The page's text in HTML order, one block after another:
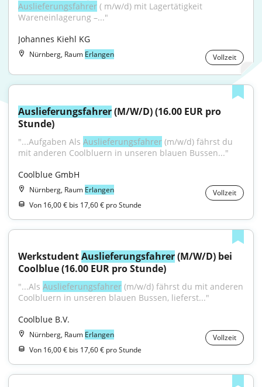
Auslieferungsfahrer ( m/w/d) mit Lagertätigkeit
Wareneinlagerung –..."
Johannes Kiehl KG
Nürnberg, Raum Erlangen Vollzeit
Auslieferungsfahrer (M/W/D) (16.00 EUR pro
Stunde)
"...Aufgaben Als Auslieferungsfahrer (m/w/d) fährst du
mit anderen Coolbluern in unseren blauen Bussen..."
Coolblue GmbH
Nürnberg, Raum Erlangen
Vollzeit
Von 16,00 € bis 17,60 € pro Stunde
Werkstudent Auslieferungsfahrer (M/W/D) bei
Coolblue (16.00 EUR pro Stunde)
"...Als Auslieferungsfahrer (m/w/d) fährst du mit anderen
Coolbluern in unseren blauen Bussen, lieferst..."
Coolblue B.V.
Nürnberg, Raum Erlangen
Vollzeit
Von 16,00 € bis 17,60 € pro Stunde